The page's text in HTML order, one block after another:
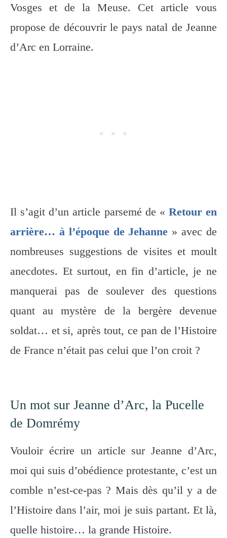
Vosges et de la Meuse. Cet article vous
propose de découvrir le pays natal de Jeanne
d’Arc en Lorraine.
Il s’agit d’un article parsemé de « Retour en
arrière… à l’époque de Jehanne » avec de
nombreuses suggestions de visites et moult
anecdotes. Et surtout, en fin d’article, je ne
manquerai pas de soulever des questions
quant au mystère de la bergère devenue
soldat… et si, après tout, ce pan de l’Histoire
de France n’était pas celui que l’on croit ?
Un mot sur Jeanne d’Arc, la Pucelle
de Domrémy
Vouloir écrire un article sur Jeanne d’Arc,
moi qui suis d’obédience protestante, c’est un
comble n’est-ce-pas ? Mais dès qu’il y a de
l’Histoire dans l’air, moi je suis partant. Et là,
quelle histoire… la grande Histoire.